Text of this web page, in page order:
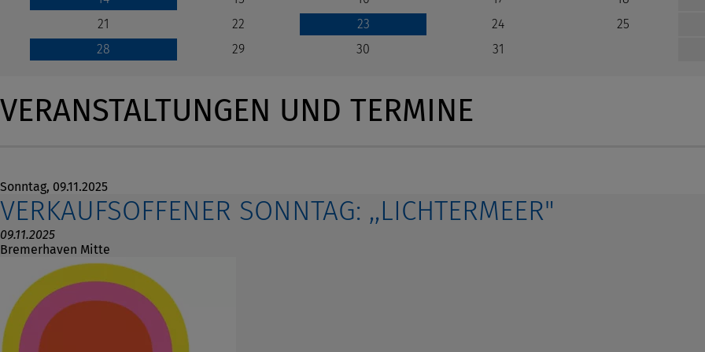
21
22 23 24 25
28
29 30 31
VERANSTALTUNGEN UND TERMINE
Sonntag, 09.11.2025
VERKAUFSOFFENER SONNTAG: ,,LICHTERMEER"
09.11.2025
Bremerhaven Mitte